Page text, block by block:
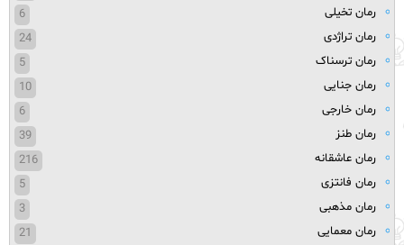
رمان تخیلی
6
رمان تراژدی
24
رمان ترسناک
5
رمان جنایی
10
رمان خارجی
6
رمان طنز
39
رمان عاشقانه
216
رمان فانتزی
5
رمان مذهبی
3
رمان معمایی
21